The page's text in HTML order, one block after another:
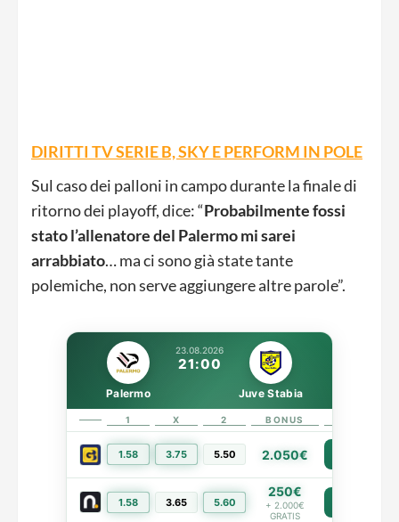
DIRITTI TV SERIE B, SKY E PERFORM IN POLE
Sul caso dei palloni in campo durante la finale di
ritorno dei playoff, dice: “Probabilmente fossi
stato l’allenatore del Palermo mi sarei
arrabbiato… ma ci sono già state tante
polemiche, non serve aggiungere altre parole”.
23.08.2026
21:00
Palermo Juve Stabia
1 X 2 BONUS
1.58 3.75 5.50 2.050€
1.58 3.65 5.60
250€
+ 2.000€
GRATIS